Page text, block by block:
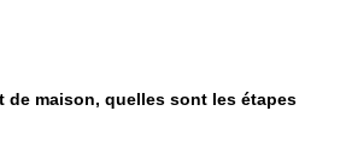
de maison, quelles sont les étapes